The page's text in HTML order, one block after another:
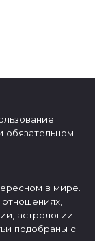
обязательном
в мире.
астрологии.
подобраны с